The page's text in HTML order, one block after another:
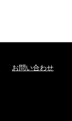
お問い合わせ